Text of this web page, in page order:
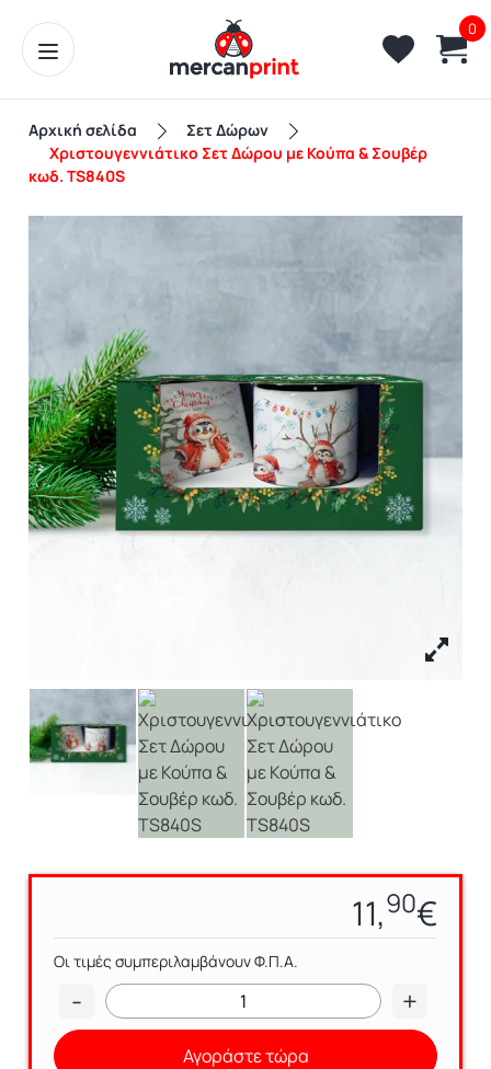
0
Αρχική σελίδα
Σετ Δώρων
Χριστουγεννιάτικο Σετ Δώρου με Κούπα & Σουβέρ
κωδ. TS840S
11,90€
Οι τιμές συμπεριλαμβάνουν Φ.Π.Α.
- +
Αγοράστε τώρα